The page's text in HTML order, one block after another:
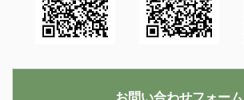
お問い合わせフォーム